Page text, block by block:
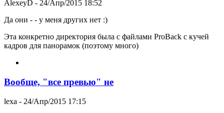
AlexeyD - 24/Апр/2015 18:52
Да они - - у меня других нет :)
Эта конкретно директория была с файлами ProBack с кучей
кадров для панорамок (поэтому много)
Вообще, "все превью" не
lexa - 24/Апр/2015 17:15